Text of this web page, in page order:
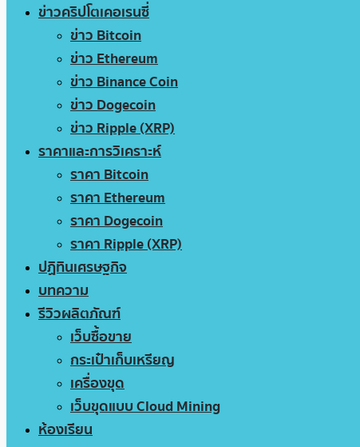
ข่าวคริปโตเคอเรนซี่
ข่าว Bitcoin
ข่าว Ethereum
ข่าว Binance Coin
ข่าว Dogecoin
ข่าว Ripple (XRP)
ราคาและการวิเคราะห์
ราคา Bitcoin
ราคา Ethereum
ราคา Dogecoin
ราคา Ripple (XRP)
ปฏิทินเศรษฐกิจ
บทความ
รีวิวผลิตภัณฑ์
เว็บซื้อขาย
กระเป๋าเก็บเหรียญ
เครื่องขุด
เว็บขุดแบบ Cloud Mining
ห้องเรียน